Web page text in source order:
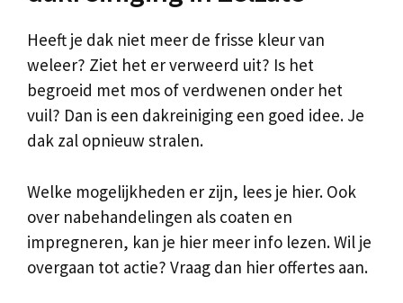
Heeft je dak niet meer de frisse kleur van
weleer? Ziet het er verweerd uit? Is het
begroeid met mos of verdwenen onder het
vuil? Dan is een dakreiniging een goed idee. Je
dak zal opnieuw stralen.
Welke mogelijkheden er zijn, lees je hier. Ook
over nabehandelingen als coaten en
impregneren, kan je hier meer info lezen. Wil je
overgaan tot actie? Vraag dan hier offertes aan.